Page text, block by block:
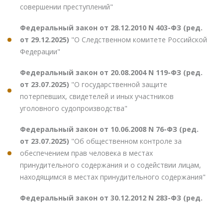
совершении преступлений"
Федеральный закон от 28.12.2010 N 403-ФЗ (ред.
от 29.12.2025) "О Следственном комитете Российской
Федерации"
Федеральный закон от 20.08.2004 N 119-ФЗ (ред.
от 23.07.2025) "О государственной защите
потерпевших, свидетелей и иных участников
уголовного судопроизводства"
Федеральный закон от 10.06.2008 N 76-ФЗ (ред.
от 23.07.2025) "Об общественном контроле за
обеспечением прав человека в местах
принудительного содержания и о содействии лицам,
находящимся в местах принудительного содержания"
Федеральный закон от 30.12.2012 N 283-ФЗ (ред.